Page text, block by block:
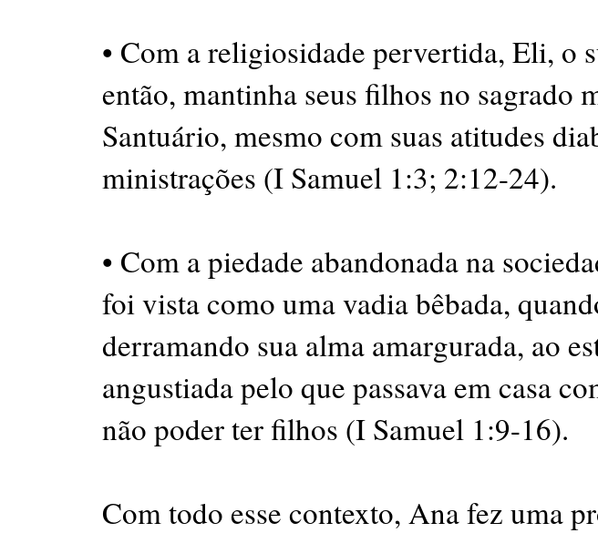
• Com a religiosidade pervertida, Eli, o
então, mantinha seus filhos no sagrado
Santuário, mesmo com suas atitudes
ministrações (I Samuel 1:3; 2:12-24).
• Com a piedade abandonada na
foi vista como uma vadia bêbada,
derramando sua alma amargurada, ao
angustiada pelo que passava em casa
não poder ter filhos (I Samuel 1:9-16).
Com todo esse contexto, Ana fez uma